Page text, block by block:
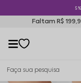
Faltam R$